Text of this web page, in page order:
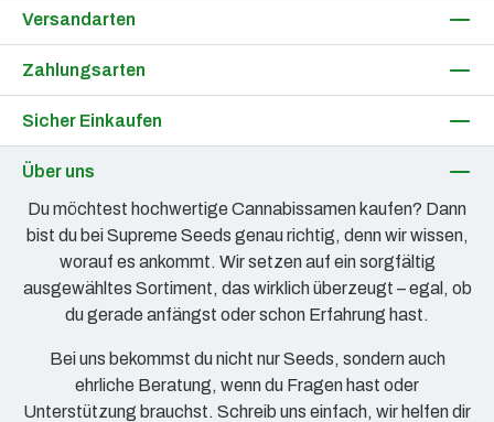
Versandarten
Zahlungsarten
Sicher Einkaufen
Über uns
Du möchtest hochwertige Cannabissamen kaufen? Dann
bist du bei Supreme Seeds genau richtig, denn wir wissen,
worauf es ankommt. Wir setzen auf ein sorgfältig
ausgewähltes Sortiment, das wirklich überzeugt – egal, ob
du gerade anfängst oder schon Erfahrung hast.
Bei uns bekommst du nicht nur Seeds, sondern auch
ehrliche Beratung, wenn du Fragen hast oder
Unterstützung brauchst. Schreib uns einfach, wir helfen dir